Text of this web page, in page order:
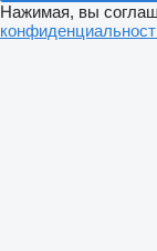
Нажимая, вы